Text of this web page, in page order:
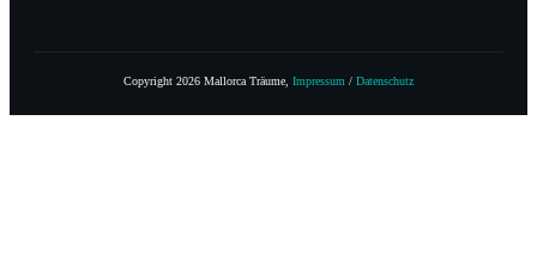
Copyright 2026 Mallorca Träume Impressum / Datenschutz